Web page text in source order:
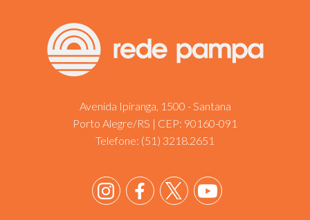
Avenida Ipiranga, 1500 - Santana
Porto Alegre/RS | CEP: 90160-091
Telefone: (51) 3218.2651